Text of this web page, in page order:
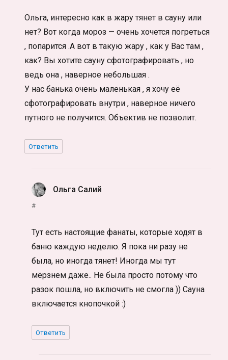
Ольга, интересно как в жару тянет в сауну или
нет? Вот когда мороз — очень хочется погреться
, попарится .А вот в такую жару , как у Вас там ,
как? Вы хотите сауну сфотографировать , но
ведь она , наверное небольшая .
У нас банька очень маленькая , я хочу её
сфотографировать внутри , наверное ничего
путного не получится. Объектив не позволит.
Ответить
Ольга Салий
#
Тут есть настоящие фанаты, которые ходят в
баню каждую неделю. Я пока ни разу не
была, но иногда тянет! Иногда мы тут
мёрзнем даже.. Не была просто потому что
разок пошла, но включить не смогла )) Сауна
включается кнопочкой :)
Ответить